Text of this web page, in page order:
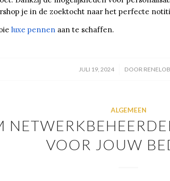
je in de zoektocht naar het perfecte
luxe pennen aan te schaffen.
JULI 19, 2024
/ DOOR
ALGEMEEN
VOOR JOUW